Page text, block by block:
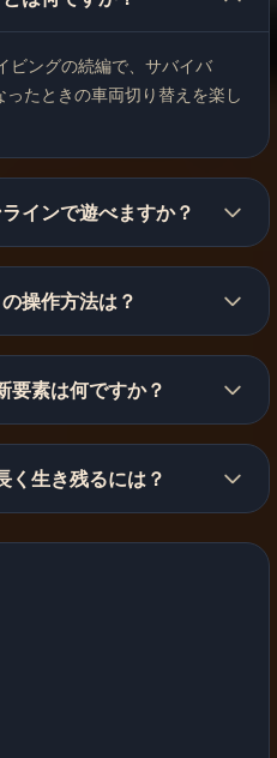
ビングの続編で、サバイバ
たときの車両切り替えを楽し
インで遊べますか？
操作方法は？
要素は何ですか？
く生き残るには？